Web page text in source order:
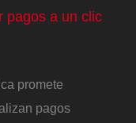
pagos a un clic
promete
pagos